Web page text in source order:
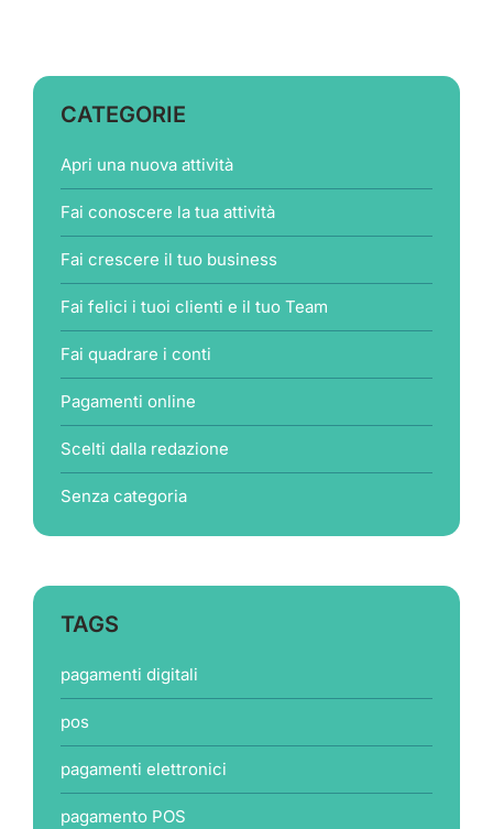
CATEGORIE
Apri una nuova attività
Fai conoscere la tua attività
Fai crescere il tuo business
Fai felici i tuoi clienti e il tuo Team
Fai quadrare i conti
Pagamenti online
Scelti dalla redazione
Senza categoria
TAGS
pagamenti digitali
pos
pagamenti elettronici
pagamento POS